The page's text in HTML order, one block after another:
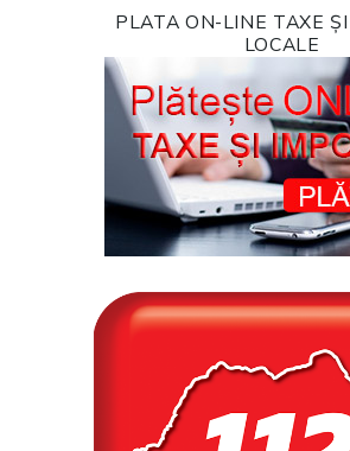
PLATA ON-LINE TAXE
LOCALE